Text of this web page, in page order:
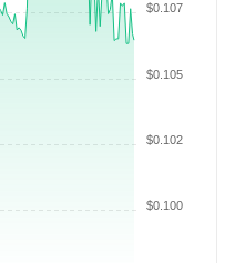
$0.100
$0.102
$0.105
$0.107